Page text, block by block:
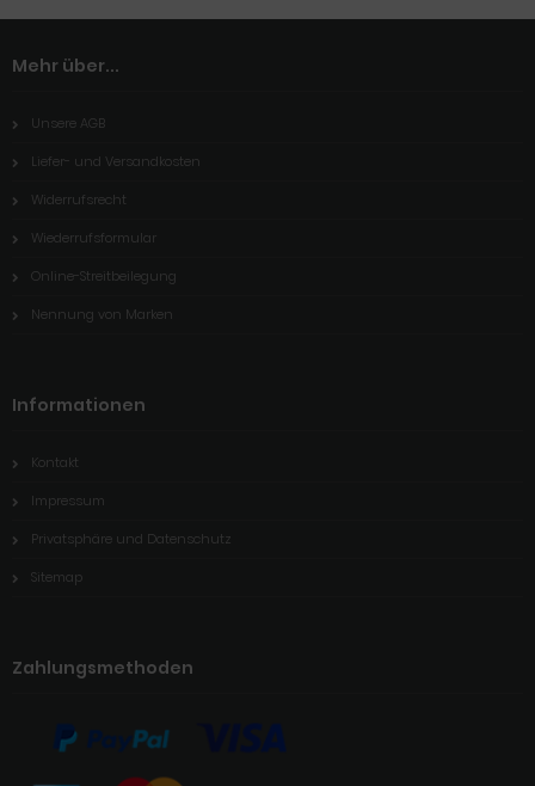
Mehr über...
Unsere AGB
Liefer- und Versandkosten
Widerrufsrecht
Wiederrufsformular
Online-Streitbeilegung
Nennung von Marken
Informationen
Kontakt
Impressum
Privatsphäre und Datenschutz
Sitemap
Zahlungsmethoden